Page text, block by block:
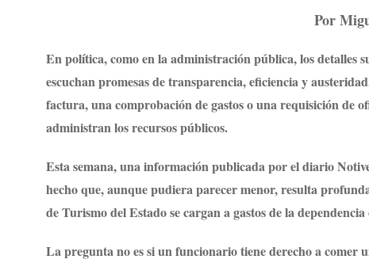
Por
En política, como en la administración pública, los detalles
escuchan promesas de transparencia, eficiencia y
factura, una comprobación de gastos o una requisición de
administran los recursos públicos.
Esta semana, una información publicada por el diario
hecho que, aunque pudiera parecer menor, resulta
de Turismo del Estado se cargan a gastos de la
La pregunta no es si un funcionario tiene derecho a comer